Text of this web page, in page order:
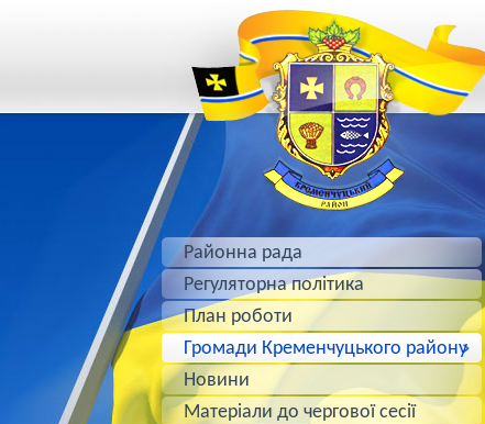
Районна рада
Регуляторна політика
План роботи
Громади Кременчуцького району
Новини
Матеріали до чергової сесії